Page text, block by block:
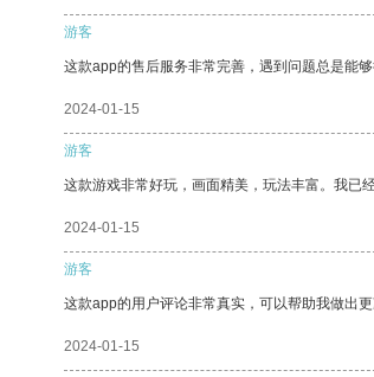
游客
这款app的售后服务非常完善，遇到问题总是能
2024-01-15
游客
这款游戏非常好玩，画面精美，玩法丰富。我已
2024-01-15
游客
这款app的用户评论非常真实，可以帮助我做出更
2024-01-15